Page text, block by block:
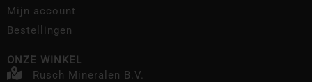
Mijn account
Bestellingen
ONZE WINKEL
Rusch Mineralen B.V.